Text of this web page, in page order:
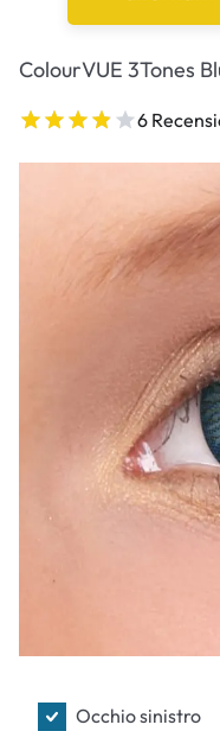
ColourVUE 3Tones
6
Occhio sinistro